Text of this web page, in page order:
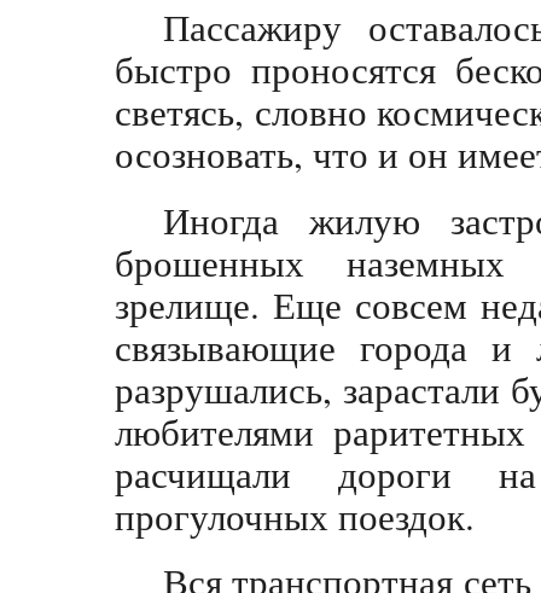
Пассажиру
быстро проносятся
светясь, словно
осозновать, что и он
Иногда жилую
брошенных наземных
зрелище. Еще совсем
связывающие города и
разрушались, зарастали
любителями
расчищали дороги
прогулочных поездок.
Вся транспортная